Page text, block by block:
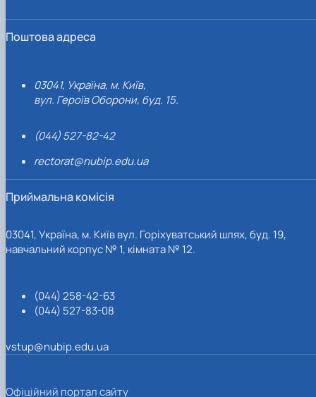
Поштова адреса
03041, Україна, м. Київ,
вул. Героїв Оборони, буд. 15.
(044) 527-82-42
rectorat@nubip.edu.ua
Приймальна комісія
03041, Україна, м. Київ вул. Горіхуватський шлях, буд. 19,
навчальний корпус № 1, кімната № 12.
(044) 258-42-63
(044) 527-83-08
vstup@nubip.edu.ua
Офіційний портал сайту